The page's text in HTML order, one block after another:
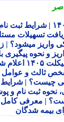
وام اجاره مسکن ۱۴۰۵ |
تسهیلات
میشود؟ |
قیمت بیمه موتور
و عوامل موثر
| شرایط
شدگان